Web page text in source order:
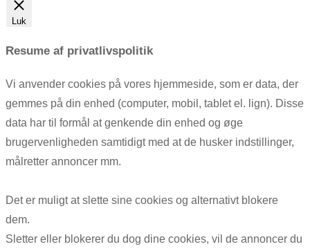
Luk
Resume af privatlivspolitik
Vi anvender cookies på vores hjemmeside, som er data, der
gemmes på din enhed (computer, mobil, tablet el. lign). Disse
data har til formål at genkende din enhed og øge
brugervenligheden samtidigt med at de husker indstillinger,
målretter annoncer mm.
Det er muligt at slette sine cookies og alternativt blokere
dem.
Sletter eller blokerer du dog dine cookies, vil de annoncer du